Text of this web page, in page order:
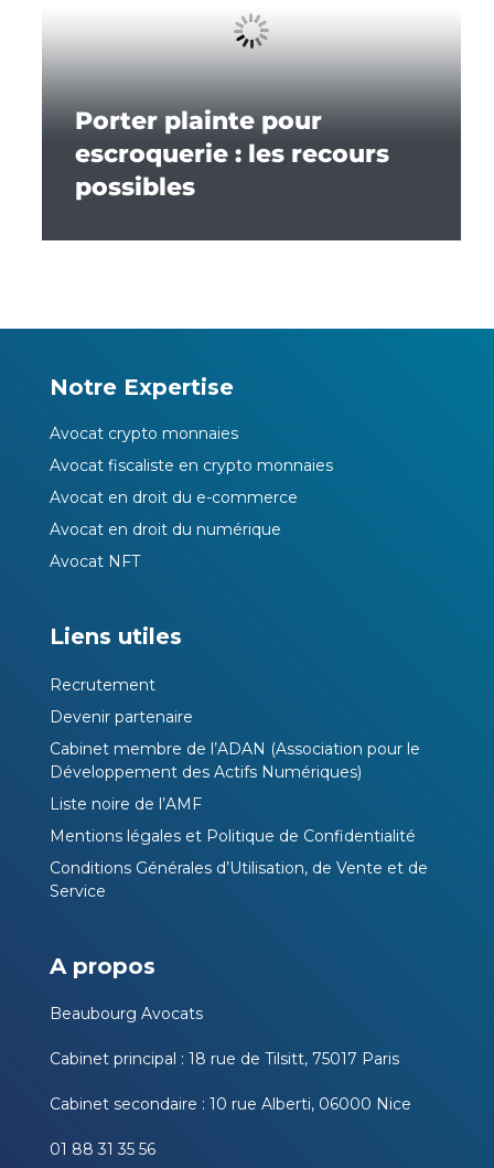
Porter plainte pour
escroquerie : les recours
possibles
Notre Expertise
Avocat crypto monnaies
Avocat fiscaliste en crypto monnaies
Avocat en droit du e-commerce
Avocat en droit du numérique
Avocat NFT
Liens utiles
Recrutement
Devenir partenaire
Cabinet membre de l’ADAN (Association pour le
Développement des Actifs Numériques)
Liste noire de l’AMF
Mentions légales et Politique de Confidentialité
Conditions Générales d’Utilisation, de Vente et de
Service
A propos
Beaubourg Avocats
Cabinet principal : 18 rue de Tilsitt, 75017 Paris
Cabinet secondaire : 10 rue Alberti, 06000 Nice
01 88 31 35 56